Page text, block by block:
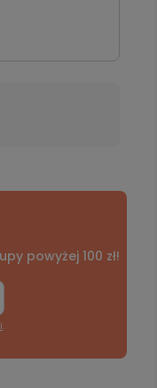
powyżej 100 zł!
.